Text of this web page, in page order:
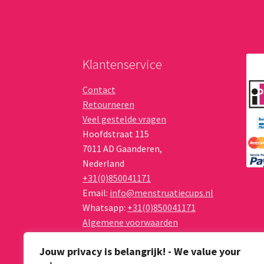
Jouw privacy is belangrijk! - We value your
Klantenservice
Contact
Retourneren
Veel gestelde vragen
Hoofdstraat 115
7011 AD Gaanderen,
Nederland
+31(0)850041171
Email: info@menstruatiecups.nl
Whatsapp: +31(0)850041171
Algemene voorwaarden